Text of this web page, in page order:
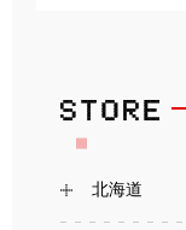
北海道